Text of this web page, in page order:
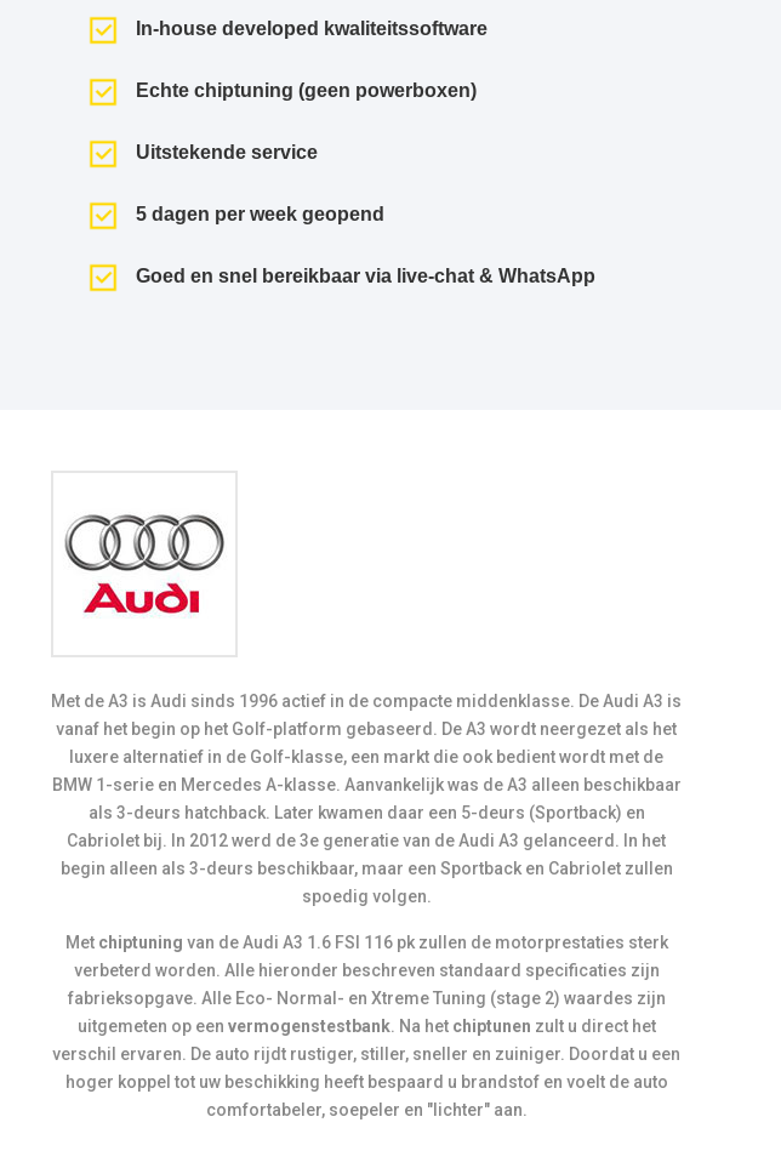
In-house developed kwaliteitssoftware
Echte chiptuning (geen powerboxen)
Uitstekende service
5 dagen per week geopend
Goed en snel bereikbaar via live-chat & WhatsApp
Met de A3 is Audi sinds 1996 actief in de compacte middenklasse. De Audi A3 is
vanaf het begin op het Golf-platform gebaseerd. De A3 wordt neergezet als het
luxere alternatief in de Golf-klasse, een markt die ook bedient wordt met de
BMW 1-serie en Mercedes A-klasse. Aanvankelijk was de A3 alleen beschikbaar
als 3-deurs hatchback. Later kwamen daar een 5-deurs (Sportback) en
Cabriolet bij. In 2012 werd de 3e generatie van de Audi A3 gelanceerd. In het
begin alleen als 3-deurs beschikbaar, maar een Sportback en Cabriolet zullen
spoedig volgen.
Met chiptuning van de Audi A3 1.6 FSI 116 pk zullen de motorprestaties sterk
verbeterd worden. Alle hieronder beschreven standaard specificaties zijn
fabrieksopgave. Alle Eco- Normal- en Xtreme Tuning (stage 2) waardes zijn
uitgemeten op een vermogenstestbank. Na het chiptunen zult u direct het
verschil ervaren. De auto rijdt rustiger, stiller, sneller en zuiniger. Doordat u een
hoger koppel tot uw beschikking heeft bespaard u brandstof en voelt de auto
comfortabeler, soepeler en "lichter" aan.